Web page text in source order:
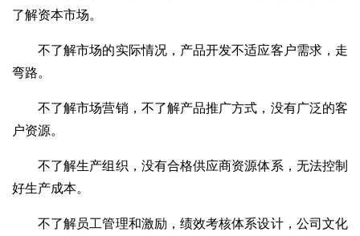
了解资本市场。
不了解市场的实际情况，产品开发不适应客户需求，走
弯路。
不了解市场营销，不了解产品推广方式，没有广泛的客
户资源。
不了解生产组织，没有合格供应商资源体系，无法控制
好生产成本。
不了解员工管理和激励，绩效考核体系设计，公司文化